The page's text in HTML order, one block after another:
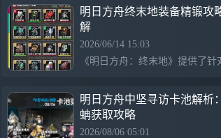
明日方舟终末地装备精锻攻
解
2026/06/14 15:03
明日方舟中坚寻访卡池解析
蚺获取攻略
2026/08/06 05:01